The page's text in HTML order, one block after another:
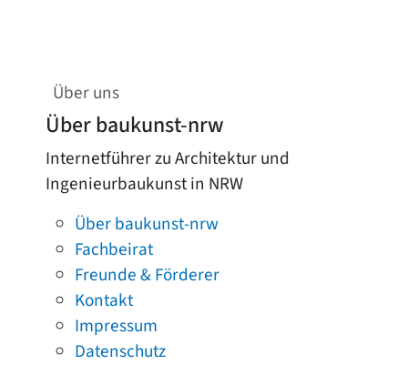
Über uns
Über baukunst-nrw
Internetführer zu Architektur und
Ingenieurbaukunst in NRW
Über baukunst-nrw
Fachbeirat
Freunde & Förderer
Kontakt
Impressum
Datenschutz